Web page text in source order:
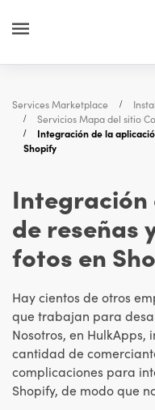
Services Marketplace
Servicios Mapa del sitio
Integración de la
Shopify
Integración
de reseñas
fotos en
Hay cientos de otros
que trabajan para
Nosotros, en
cantidad de
complicaciones para
Shopify, de modo que